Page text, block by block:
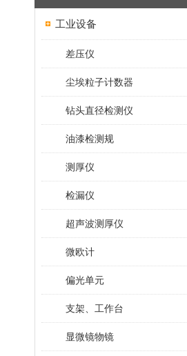
工业设备
差压仪
尘埃粒子计数器
钻头直径检测仪
油漆检测规
测厚仪
检漏仪
超声波测厚仪
微欧计
偏光单元
支架、工作台
显微镜物镜